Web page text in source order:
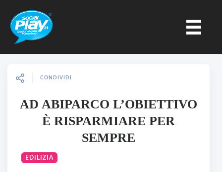
CONDIVIDI
AD ABIPARCO L’OBIETTIVO
È RISPARMIARE PER
SEMPRE
EDILIZIA